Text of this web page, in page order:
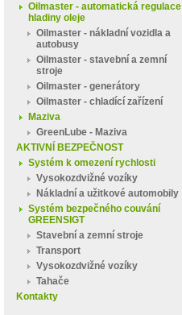
Oilmaster - automatická regulace
hladiny oleje
Oilmaster - nákladní vozidla a
autobusy
Oilmaster - stavební a zemní
stroje
Oilmaster - generátory
Oilmaster - chladící zařízení
Maziva
GreenLube - Maziva
AKTIVNÍ BEZPEČNOST
Systém k omezení rychlosti
Vysokozdvižné vozíky
Nákladní a užitkové automobily
Systém bezpečného couvání
GREENSIGT
Stavební a zemní stroje
Transport
Vysokozdvižné vozíky
Tahače
Kontakty